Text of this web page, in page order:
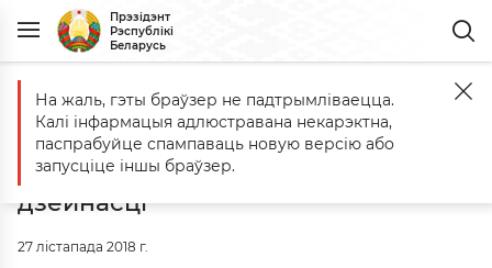
Прэзідэнт
Рэспублікі
Беларусь
Галоўная Падзеі Дзяржаўных узнагарод удастоены 134
Дзяржаўных узнагарод удастоены
134 прадстаўнікі розных сфер
дзейнасці
27 лістапада 2018 г.
На жаль, гэты браўзер не падтрымліваецца.
Калі інфармацыя адлюстравана некарэктна,
паспрабуйце спампаваць новую версію або
запусціце іншы браўзер.